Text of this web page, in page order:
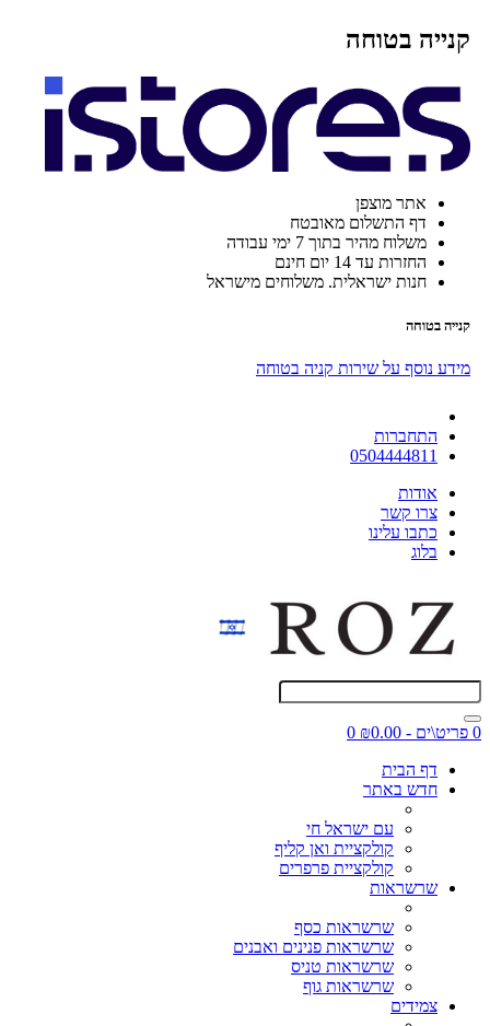
קנייה בטוחה
אתר מוצפן
דף התשלום מאובטח
משלוח מהיר בתוך 7 ימי עבודה
החזרות עד 14 יום חינם
חנות ישראלית. משלוחים מישראל
קנייה בטוחה
מידע נוסף על שירות קניה בטוחה
התחברות
0504444811
אודות
צרו קשר
כתבו עלינו
בלוג
0 פריט\ים - ₪0.00
0
דף הבית
חדש באתר
עם ישראל חי
קולקציית ואן קליף
קולקציית פרפרים
שרשראות
שרשראות כסף
שרשראות פנינים ואבנים
שרשראות טניס
שרשראות גוף
צמידים